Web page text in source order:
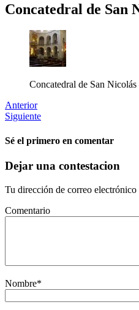
Concatedral de San
Concatedral de San
Anterior
Siguiente
Sé el primero en comentar
Dejar una contestacion
Tu dirección de correo electrónico
Comentario
Nombre*